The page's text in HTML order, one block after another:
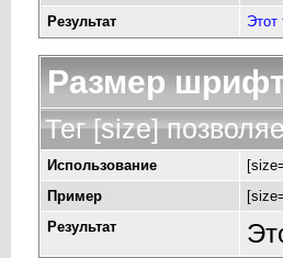
Результат
Этот
Размер
Тег [size]
Использование
Пример
Результат